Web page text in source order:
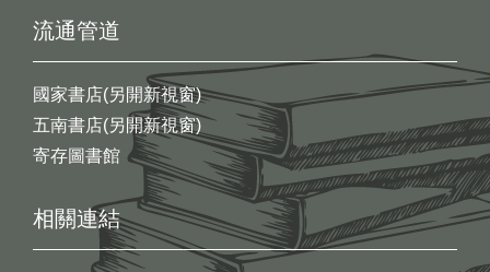
流通管道
國家書店(另開新視窗)
五南書店(另開新視窗)
寄存圖書館
相關連結